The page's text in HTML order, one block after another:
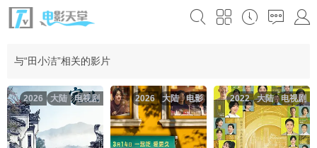
与“田小洁”相关的影片
电视剧
大陆
2026 电影
大陆
2026 电视剧
大陆
2022